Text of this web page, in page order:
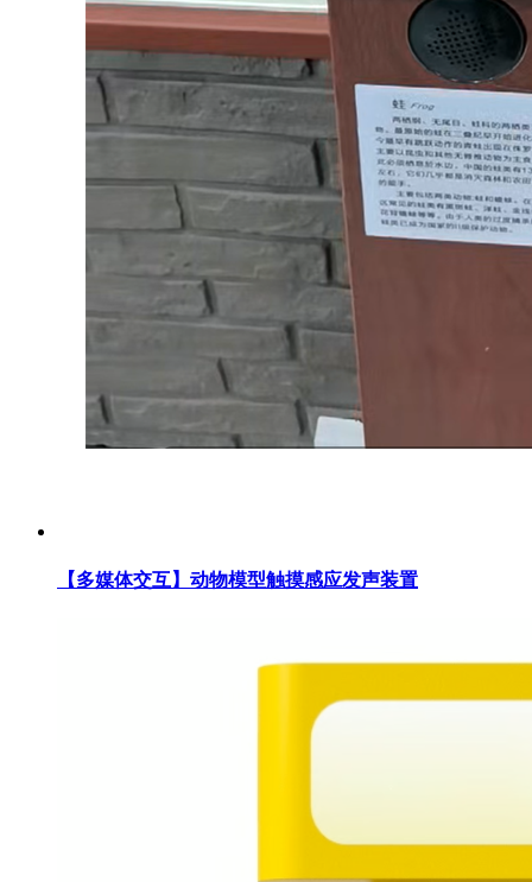
【多媒体交互】动物模型触摸感应发声装置